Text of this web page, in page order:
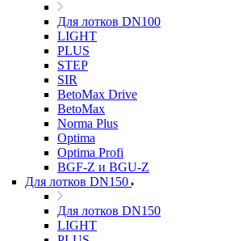
Для лотков DN100
LIGHT
PLUS
STEP
SIR
BetoMax Drive
BetoMax
Norma Plus
Optima
Optima Profi
BGF-Z и BGU-Z
Для лотков DN150
Для лотков DN150
LIGHT